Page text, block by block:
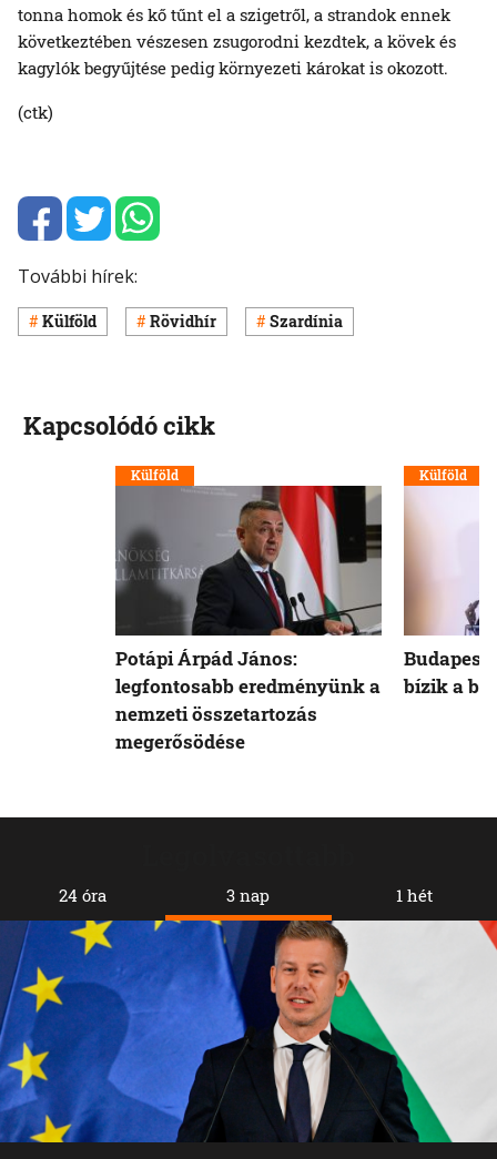
tonna homok és kő tűnt el a szigetről, a strandok ennek
következtében vészesen zsugorodni kezdtek, a kövek és
kagylók begyűjtése pedig környezeti károkat is okozott.
(ctk)
További hírek:
Külföld Rövidhír Szardínia
24 óra 3 nap 1 hét
Kapcsolódó cikk
Külföld
Potápi Árpád János:
legfontosabb eredményünk a
nemzeti összetartozás
megerősödése
Külföld
Budapest
bízik a